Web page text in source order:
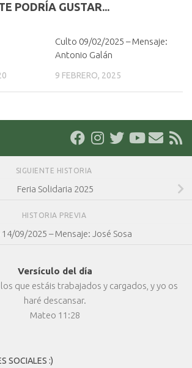
PODRÍA GUSTAR...
Culto 09/02/2025 – Mensaje:
Antonio Galán
9 FEBRERO, 2025
SIGUIENTE HISTORIA
Feria Solidaria 2025
HISTORIA PREVIA
09/2025 – Mensaje: José Sosa
Versículo del día
que estáis trabajados y cargados, y yo os
haré descansar.
Mateo 11:28
SOCIALES :)